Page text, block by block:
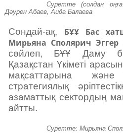
Суретте (солдан
Дәурен Абаев, Аида Балаева
Сондай-ақ, БҰҰ Бас
Мирьяна Сполярич Эггер
сөйлеп, БҰҰ Даму
Қазақстан Үкіметі
мақсаттарына
стратегиялық
азаматтық сектордың
айтты.
Суретте: Мирьяна